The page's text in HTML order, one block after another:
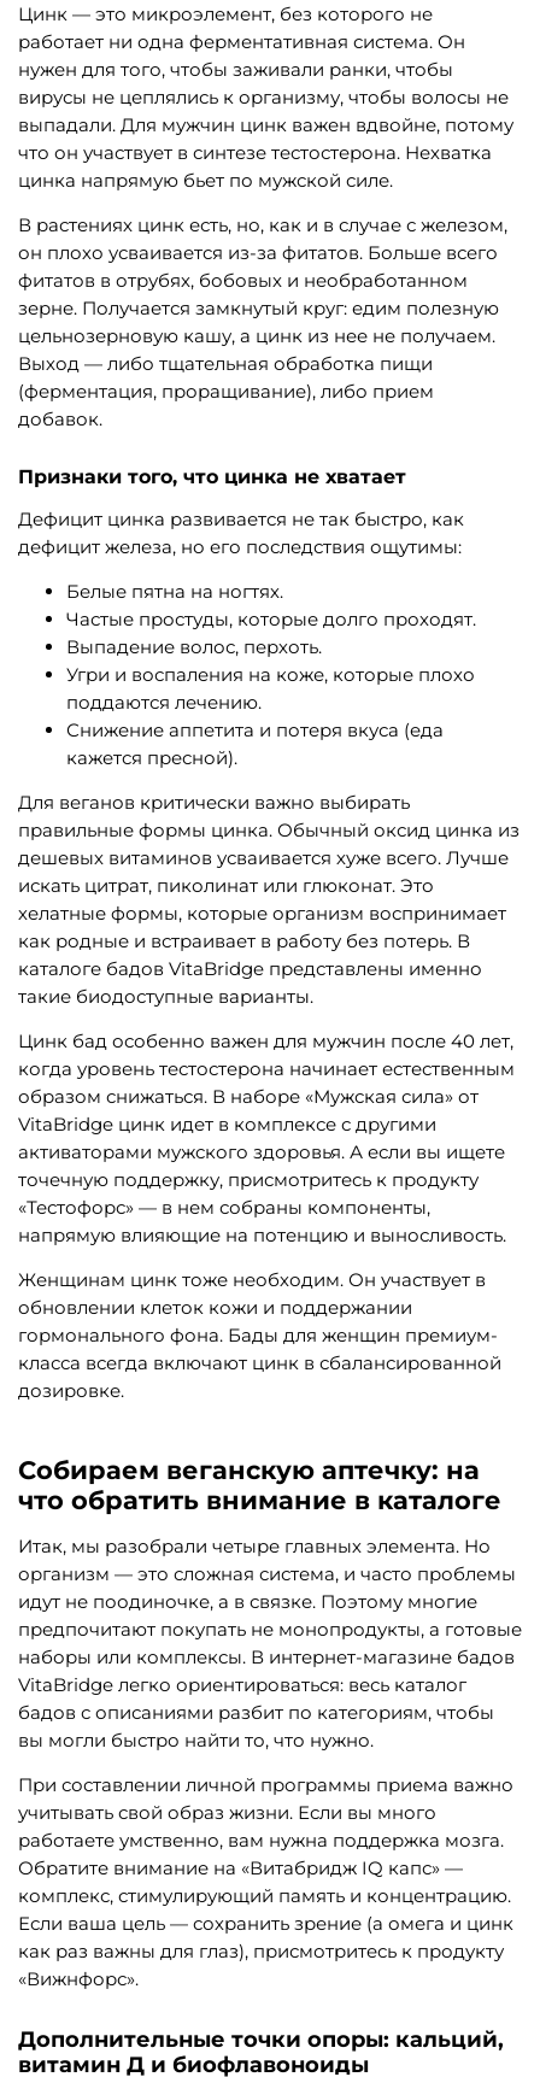
Цинк — это микроэлемент, без которого не
работает ни одна ферментативная система. Он
нужен для того, чтобы заживали ранки, чтобы
вирусы не цеплялись к организму, чтобы волосы не
выпадали. Для мужчин цинк важен вдвойне, потому
что он участвует в синтезе тестостерона. Нехватка
цинка напрямую бьет по мужской силе.
В растениях цинк есть, но, как и в случае с железом,
он плохо усваивается из-за фитатов. Больше всего
фитатов в отрубях, бобовых и необработанном
зерне. Получается замкнутый круг: едим полезную
цельнозерновую кашу, а цинк из нее не получаем.
Выход — либо тщательная обработка пищи
(ферментация, проращивание), либо прием
добавок.
Признаки того, что цинка не хватает
Дефицит цинка развивается не так быстро, как
дефицит железа, но его последствия ощутимы:
Белые пятна на ногтях.
Частые простуды, которые долго проходят.
Выпадение волос, перхоть.
Угри и воспаления на коже, которые плохо
поддаются лечению.
Снижение аппетита и потеря вкуса (еда
кажется пресной).
Для веганов критически важно выбирать
правильные формы цинка. Обычный оксид цинка из
дешевых витаминов усваивается хуже всего. Лучше
искать цитрат, пиколинат или глюконат. Это
хелатные формы, которые организм воспринимает
как родные и встраивает в работу без потерь. В
каталоге бадов VitaBridge представлены именно
такие биодоступные варианты.
Цинк бад особенно важен для мужчин после 40 лет,
когда уровень тестостерона начинает естественным
образом снижаться. В наборе «Мужская сила» от
VitaBridge цинк идет в комплексе с другими
активаторами мужского здоровья. А если вы ищете
точечную поддержку, присмотритесь к продукту
«Тестофорс» — в нем собраны компоненты,
напрямую влияющие на потенцию и выносливость.
Женщинам цинк тоже необходим. Он участвует в
обновлении клеток кожи и поддержании
гормонального фона. Бады для женщин премиум-
класса всегда включают цинк в сбалансированной
дозировке.
Собираем веганскую аптечку: на
что обратить внимание в каталоге
Итак, мы разобрали четыре главных элемента. Но
организм — это сложная система, и часто проблемы
идут не поодиночке, а в связке. Поэтому многие
предпочитают покупать не монопродукты, а готовые
наборы или комплексы. В интернет-магазине бадов
VitaBridge легко ориентироваться: весь каталог
бадов с описаниями разбит по категориям, чтобы
вы могли быстро найти то, что нужно.
При составлении личной программы приема важно
учитывать свой образ жизни. Если вы много
работаете умственно, вам нужна поддержка мозга.
Обратите внимание на «Витабридж IQ капс» —
комплекс, стимулирующий память и концентрацию.
Если ваша цель — сохранить зрение (а омега и цинк
как раз важны для глаз), присмотритесь к продукту
«Вижнфорс».
Дополнительные точки опоры: кальций,
витамин Д и биофлавоноиды